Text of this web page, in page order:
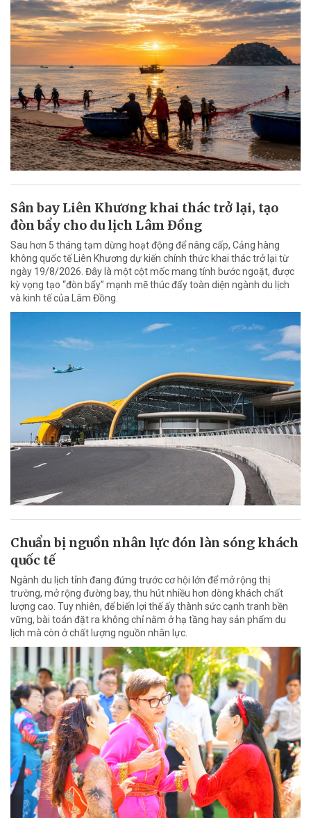
Sân bay Liên Khương khai thác trở lại, tạo
đòn bẩy cho du lịch Lâm Đồng
Sau hơn 5 tháng tạm dừng hoạt động để nâng cấp, Cảng hàng
không quốc tế Liên Khương dự kiến chính thức khai thác trở lại từ
ngày 19/8/2026. Đây là một cột mốc mang tính bước ngoặt, được
kỳ vọng tạo “đòn bẩy” mạnh mẽ thúc đẩy toàn diện ngành du lịch
và kinh tế của Lâm Đồng.
Chuẩn bị nguồn nhân lực đón làn sóng khách
quốc tế
Ngành du lịch tỉnh đang đứng trước cơ hội lớn để mở rộng thị
trường, mở rộng đường bay, thu hút nhiều hơn dòng khách chất
lượng cao. Tuy nhiên, để biến lợi thế ấy thành sức cạnh tranh bền
vững, bài toán đặt ra không chỉ nằm ở hạ tầng hay sản phẩm du
lịch mà còn ở chất lượng nguồn nhân lực.